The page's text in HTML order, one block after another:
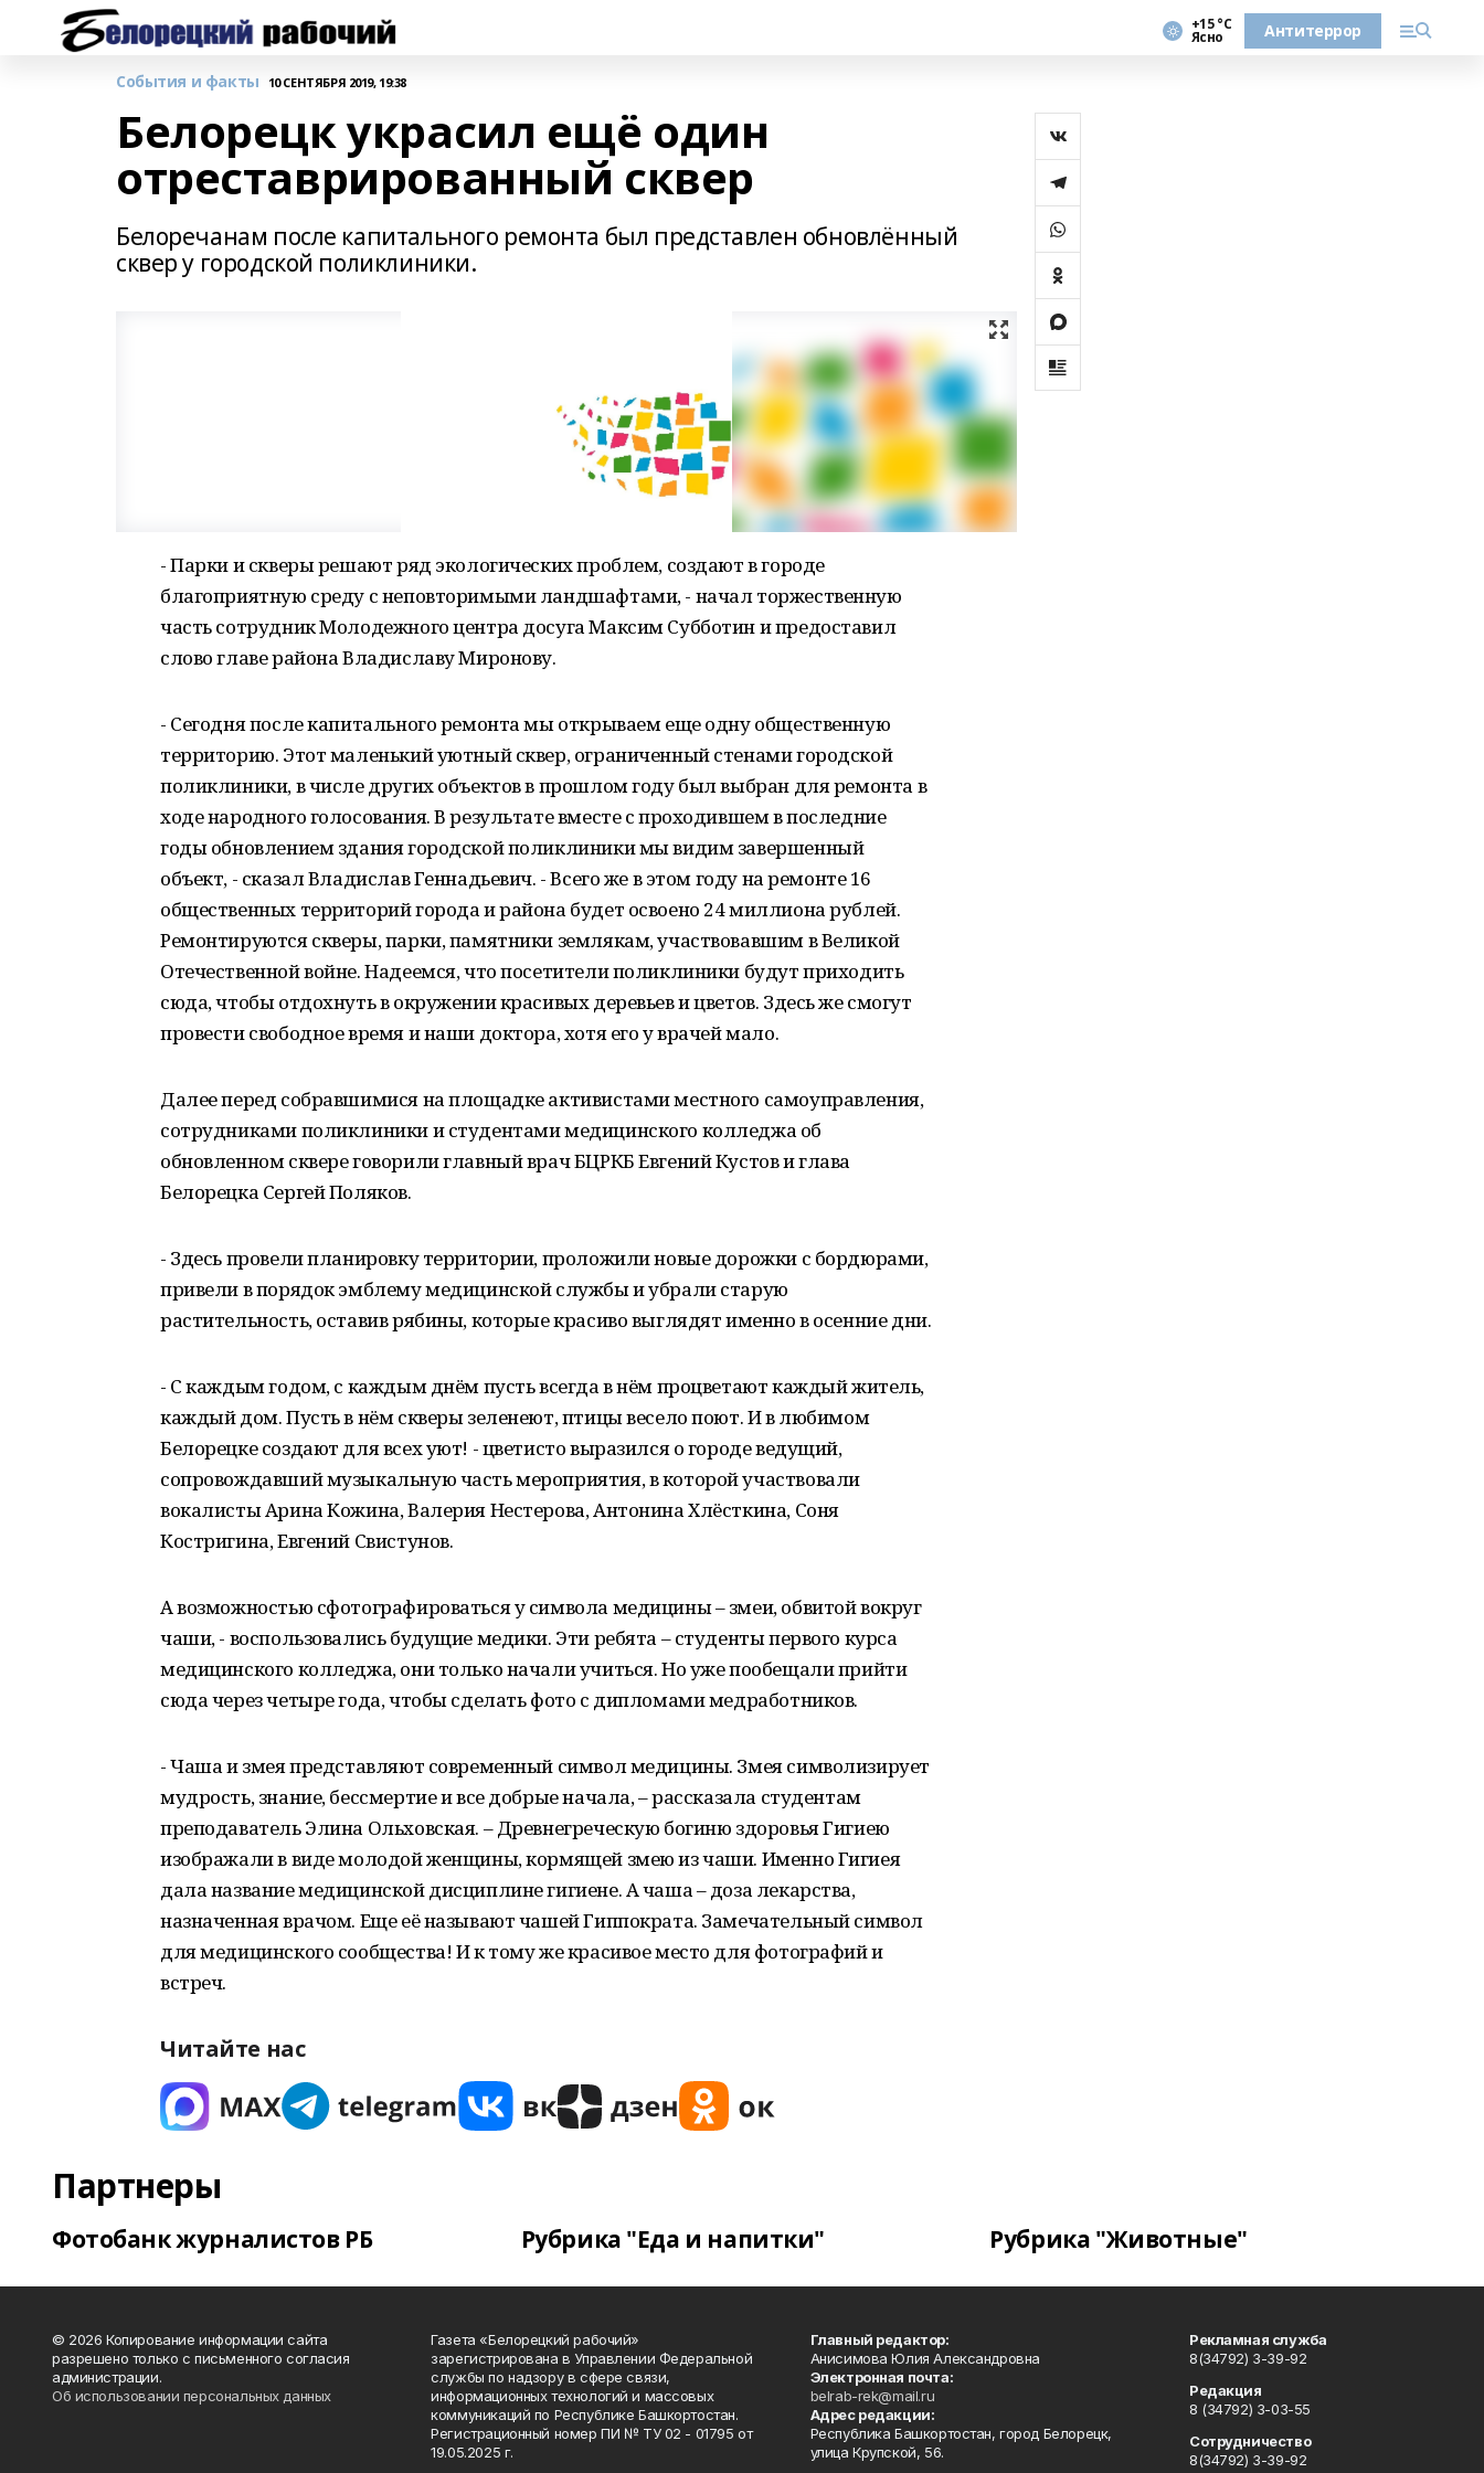
+15 °С
Ясно Антитеррор
События и факты 10 СЕНТЯБРЯ 2019, 19:38
Белорецк украсил ещё один
отреставрированный сквер
Белоречанам после капитального ремонта был представлен обновлённый
сквер у городской поликлиники.
- Парки и скверы решают ряд экологических проблем, создают в городе
благоприятную среду с неповторимыми ландшафтами, - начал торжественную
часть сотрудник Молодежного центра досуга Максим Субботин и предоставил
слово главе района Владиславу Миронову.
- Сегодня после капитального ремонта мы открываем еще одну общественную
территорию. Этот маленький уютный сквер, ограниченный стенами городской
поликлиники, в числе других объектов в прошлом году был выбран для ремонта в
ходе народного голосования. В результате вместе с проходившем в последние
годы обновлением здания городской поликлиники мы видим завершенный
объект, - сказал Владислав Геннадьевич. - Всего же в этом году на ремонте 16
общественных территорий города и района будет освоено 24 миллиона рублей.
Ремонтируются скверы, парки, памятники землякам, участвовавшим в Великой
Отечественной войне. Надеемся, что посетители поликлиники будут приходить
сюда, чтобы отдохнуть в окружении красивых деревьев и цветов. Здесь же смогут
провести свободное время и наши доктора, хотя его у врачей мало.
Далее перед собравшимися на площадке активистами местного самоуправления,
сотрудниками поликлиники и студентами медицинского колледжа об
обновленном сквере говорили главный врач БЦРКБ Евгений Кустов и глава
Белорецка Сергей Поляков.
- Здесь провели планировку территории, проложили новые дорожки с бордюрами,
привели в порядок эмблему медицинской службы и убрали старую
растительность, оставив рябины, которые красиво выглядят именно в осенние дни.
- С каждым годом, с каждым днём пусть всегда в нём процветают каждый житель,
каждый дом. Пусть в нём скверы зеленеют, птицы весело поют. И в любимом
Белорецке создают для всех уют! - цветисто выразился о городе ведущий,
сопровождавший музыкальную часть мероприятия, в которой участвовали
вокалисты Арина Кожина, Валерия Нестерова, Антонина Хлёсткина, Соня
Костригина, Евгений Свистунов.
А возможностью сфотографироваться у символа медицины – змеи, обвитой вокруг
чаши, - воспользовались будущие медики. Эти ребята – студенты первого курса
медицинского колледжа, они только начали учиться. Но уже пообещали прийти
сюда через четыре года, чтобы сделать фото с дипломами медработников.
- Чаша и змея представляют современный символ медицины. Змея символизирует
мудрость, знание, бессмертие и все добрые начала, – рассказала студентам
преподаватель Элина Ольховская. – Древнегреческую богиню здоровья Гигиею
изображали в виде молодой женщины, кормящей змею из чаши. Именно Гигиея
дала название медицинской дисциплине гигиене. А чаша – доза лекарства,
назначенная врачом. Еще её называют чашей Гиппократа. Замечательный символ
для медицинского сообщества! И к тому же красивое место для фотографий и
встреч.
Читайте нас
Партнеры
Фотобанк журналистов РБ Рубрика "Еда и напитки" Рубрика "Животные"
© 2026 Копирование информации сайта
разрешено только с письменного согласия
администрации.
Об использовании персональных данных
Газета «Белорецкий рабочий»
зарегистрирована в Управлении Федеральной
службы по надзору в сфере связи,
информационных технологий и массовых
коммуникаций по Республике Башкортостан.
Регистрационный номер ПИ № ТУ 02 - 01795 от
19.05.2025 г.
Главный редактор:
Анисимова Юлия Александровна
Электронная почта:
belrab-rek@mail.ru
Адрес редакции:
Республика Башкортостан, город Белорецк,
улица Крупской, 56.
Рекламная служба
8(34792) 3-39-92
Редакция
8 (34792) 3-03-55
Сотрудничество
8(34792) 3-39-92